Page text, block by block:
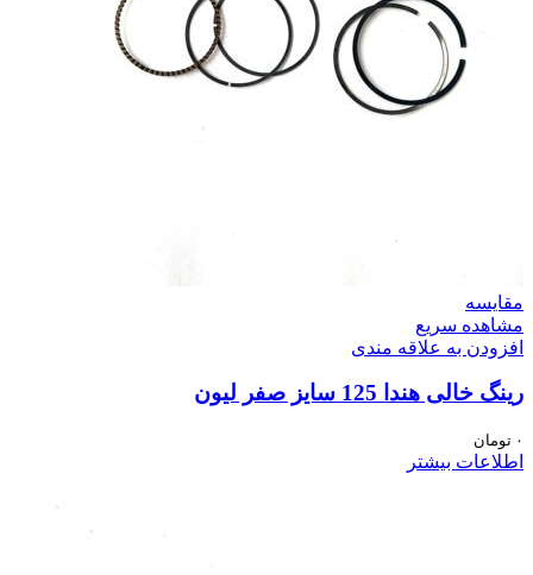
مقایسه
مشاهده سریع
افزودن به علاقه مندی
رینگ خالی هندا 125 سایز صفر لیون
۰ تومان
اطلاعات بیشتر